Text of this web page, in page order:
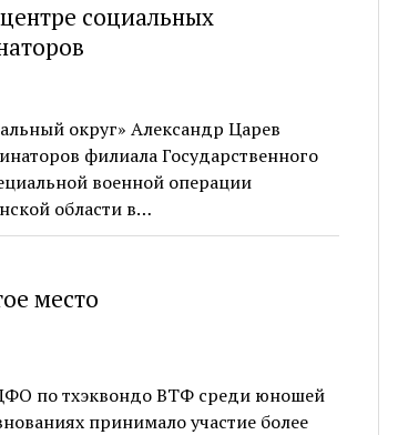
социальных
округ» Александр Царев
филиала Государственного
военной операции
области в…
место
по тхэквондо ВТФ среди юношей
принимало участие более